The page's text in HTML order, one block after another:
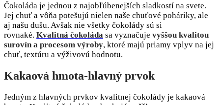
Čokoláda je jednou z najobľúbenejších sladkostí na svete.
Jej chuť a vôňa potešujú nielen naše chuťové poháriky, ale
aj našu dušu. Avšak nie všetky čokolády sú si
rovnaké. Kvalitná čokoláda sa vyznačuje vyššou kvalitou
surovín a procesom výroby, ktoré majú priamy vplyv na jej
chuť, textúru a výživovú hodnotu.
Kakaová hmota-hlavný prvok
Jedným z hlavných prvkov kvalitnej čokolády je kakaová